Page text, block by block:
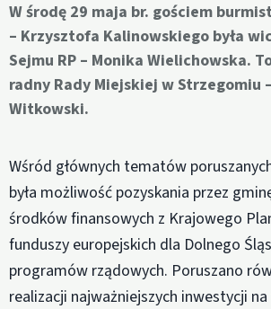
W środę 29 maja br. gościem
– Krzysztofa Kalinowskiego była
Sejmu RP – Monika Wielichowska.
radny Rady Miejskiej w Strzegomiu
Witkowski.
Wśród głównych tematów
była możliwość pozyskania przez
środków finansowych z Krajowego
funduszy europejskich dla Dolnego
programów rządowych. Poruszano
realizacji najważniejszych inwestycji